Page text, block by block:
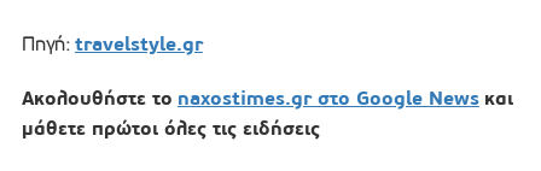
Πηγή: travelstyle.gr
Ακολουθήστε το naxostimes.gr στο Google News και
μάθετε πρώτοι όλες τις ειδήσεις